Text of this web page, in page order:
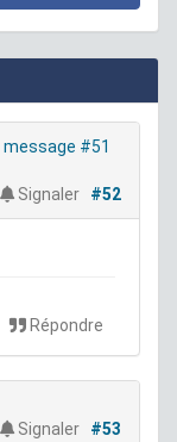
message #51
Signaler
#52
Répondre
Signaler
#53